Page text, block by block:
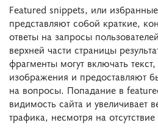
Featured snippets, или
представляют собой краткие,
ответы на запросы
верхней части страницы
фрагменты могут включать
изображения и предоставляют
на вопросы. Попадание в
видимость сайта и увеличивает
трафика, несмотря на